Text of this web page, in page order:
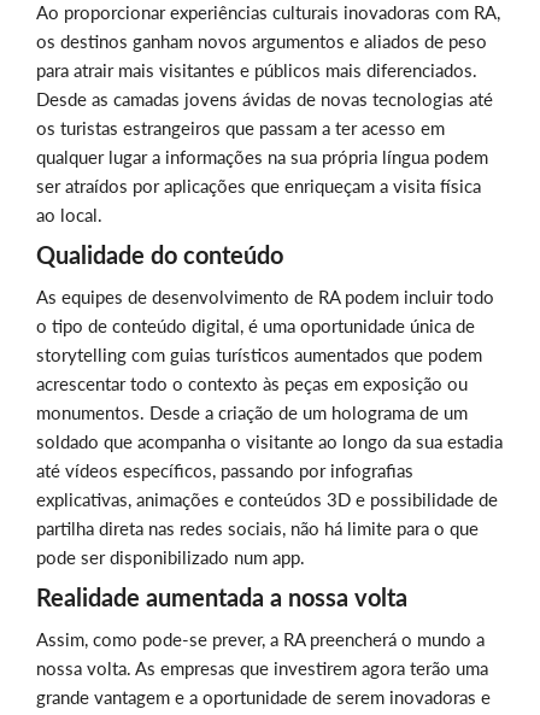
Ao proporcionar experiências culturais inovadoras com RA,
os destinos ganham novos argumentos e aliados de peso
para atrair mais visitantes e públicos mais diferenciados.
Desde as camadas jovens ávidas de novas tecnologias até
os turistas estrangeiros que passam a ter acesso em
qualquer lugar a informações na sua própria língua podem
ser atraídos por aplicações que enriqueçam a visita física
ao local.
Qualidade do conteúdo
As equipes de desenvolvimento de RA podem incluir todo
o tipo de conteúdo digital, é uma oportunidade única de
storytelling com guias turísticos aumentados que podem
acrescentar todo o contexto às peças em exposição ou
monumentos. Desde a criação de um holograma de um
soldado que acompanha o visitante ao longo da sua estadia
até vídeos específicos, passando por infografias
explicativas, animações e conteúdos 3D e possibilidade de
partilha direta nas redes sociais, não há limite para o que
pode ser disponibilizado num app.
Realidade aumentada a nossa volta
Assim, como pode-se prever, a RA preencherá o mundo a
nossa volta. As empresas que investirem agora terão uma
grande vantagem e a oportunidade de serem inovadoras e